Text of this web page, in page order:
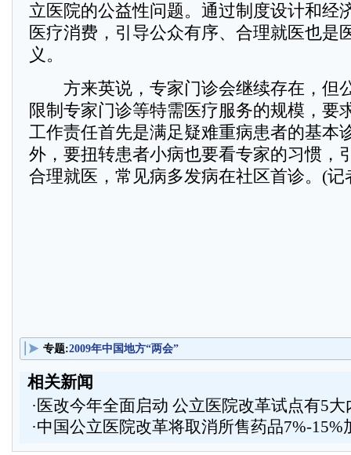
立医院的公益性问题。通过制度设计和经
医疗消费，引导公众有序、合理就医也是
义。
方来英说，专家门诊会继续存在，但
限制专家门诊等特需医疗服务的规模，要
工作责任首先是满足疑难重病患者的基本
外，要扭转患者小病也要看专家的习惯，
合理就医，常见病多发病在社区首诊。(记
专题:2009年中国地方“两会”
相关新闻
·医改今年全面启动 公立医院改革试点有5大
·中国公立医院改革将取消所售药品7%-15%